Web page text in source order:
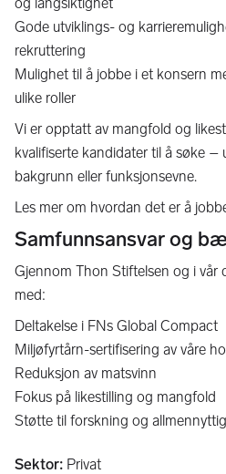
Gode utviklings- og
rekruttering
Mulighet til å jobbe i et konsern
ulike roller
Vi er opptatt av mangfold og
kvalifiserte kandidater til å søke –
bakgrunn eller funksjonsevne.
Les mer om hvordan det er å
Samfunnsansvar og
Gjennom Thon Stiftelsen og i vår
med:
Deltakelse i FNs Global Compact
Miljøfyrtårn-sertifisering av våre
Reduksjon av matsvinn
Fokus på likestilling og mangfold
Støtte til forskning og
Sektor: Privat